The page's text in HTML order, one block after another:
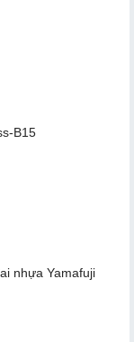
B15
nhựa Yamafuji